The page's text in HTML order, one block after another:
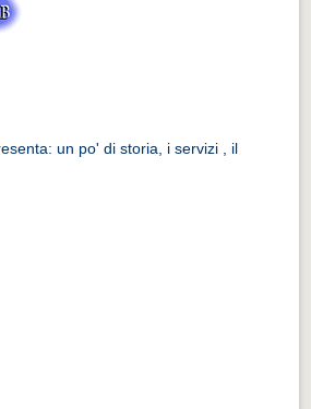
un po' di storia, i servizi , il